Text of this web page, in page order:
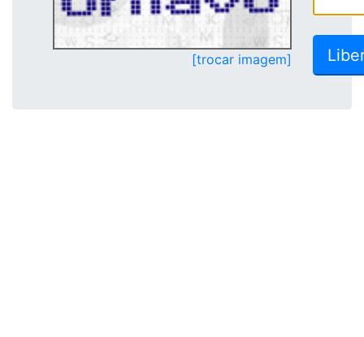
[trocar imagem]